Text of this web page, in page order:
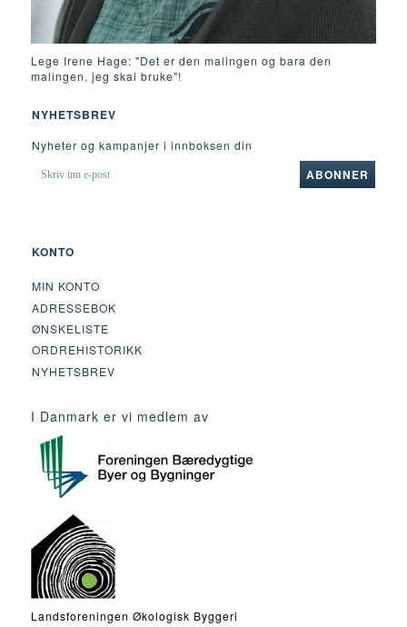
Lege Irene Hage: "Det er den malingen og bara den
malingen, jeg skal bruke"!
NYHETSBREV
Nyheter og kampanjer i innboksen din
SKRIV
INN
ABONNER
KONTO
MIN KONTO
ADRESSEBOK
ØNSKELISTE
ORDREHISTORIKK
NYHETSBREV
I Danmark er vi medlem av
Landsforeningen Økologisk Byggeri